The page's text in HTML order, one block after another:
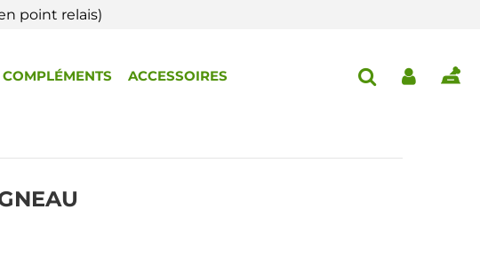
point relais)
ACCESSOIRES